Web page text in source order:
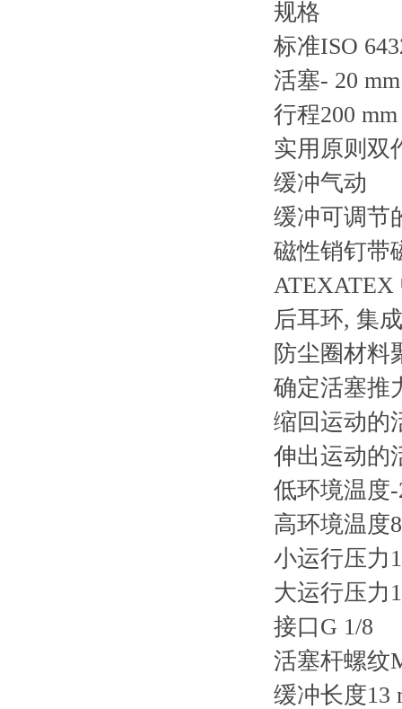
规格
标准ISO
活塞- 20 mm
行程200 mm
实用原则双
缓冲气动
缓冲可调节
磁性销钉带
ATEXATEX
后耳环, 集
防尘圈材料
确定活塞推
缩回运动的
伸出运动的
低环境温度-
高环境温度
小运行压力
大运行压力
接口G 1/8
活塞杆螺纹
缓冲长度13